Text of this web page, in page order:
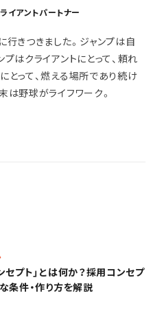
アントパートナー
きつきました。ジャンプは自
はクライアントにとって、頼れ
とって、燃える場所であり続け
は野球がライフワーク。
セプト」とは何か？採用コンセプ
条件・作り方を解説